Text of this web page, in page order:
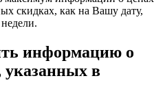
скидках, как на Вашу дату,
информацию о
в